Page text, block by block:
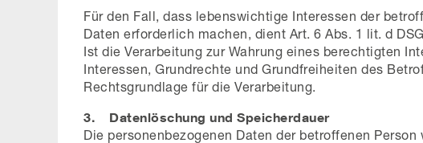
Für den Fall, dass lebenswichtige Interessen der
Daten erforderlich machen, dient Art. 6 Abs. 1 lit. d
Ist die Verarbeitung zur Wahrung eines berechtigten
Interessen, Grundrechte und Grundfreiheiten des
Rechtsgrundlage für die Verarbeitung.
3. Datenlöschung und Speicherdauer
Die personenbezogenen Daten der betroffenen